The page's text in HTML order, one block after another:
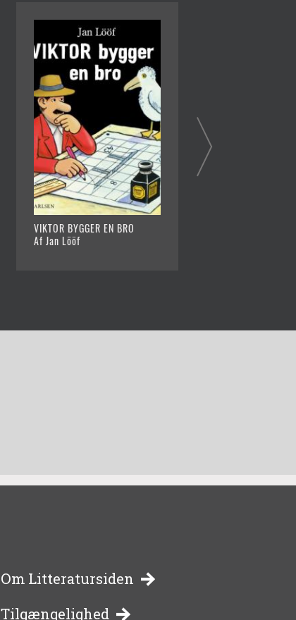
VIKTOR BYGGER EN BRO
Af Jan Lööf
-
Om Litteratursiden
Tilgængelighed